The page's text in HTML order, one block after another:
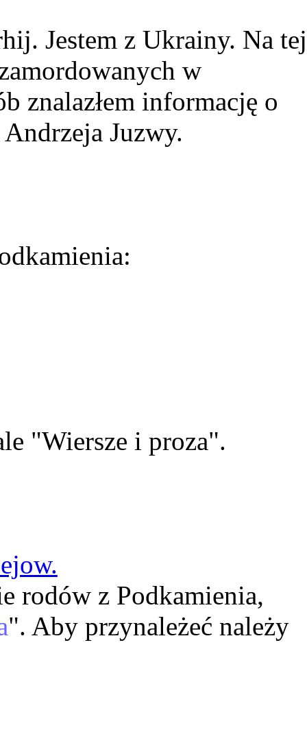
Jestem z Ukrainy. Na tej
w
znalazłem informację o
Juzwy.
"Wiersze i proza".
rodów z Podkamienia,
". Aby przynależeć należy